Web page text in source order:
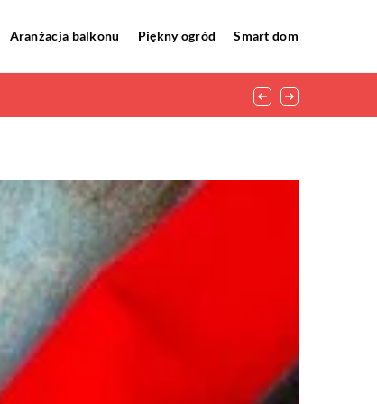
Aranżacja balkonu Piękny ogród Smart dom